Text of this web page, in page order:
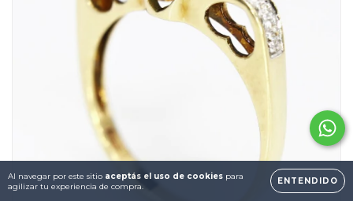
Al navegar por este sitio aceptás el uso de cookies para
agilizar tu experiencia de compra.
ENTENDIDO